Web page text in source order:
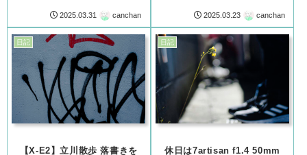
にすら達しているのだ。これは
自分のテクニックと集中力を研
ぎ澄まし、如何なるストレスを
乗り越えた先にあるカタルシス
を刷り込まれたからだ。幾度と
快感を味わえば...
2025.03.31 canchan
る。友人と近場の駅に集合して
ダーツをした。なかなかに上手
い友人だ。これで半年も歴がい
っていないとなれば、練習量の
厚みが伺える...
2025.03.23 canchan
日記
【X-E2】立川散歩 落書きを
日記
休日は7artisan f1.4 50mm